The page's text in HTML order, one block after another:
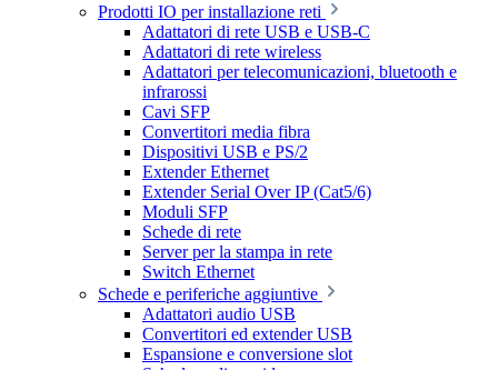
Prodotti IO per installazione reti
Adattatori di rete USB e USB-C
Adattatori di rete wireless
Adattatori per telecomunicazioni, bluetooth e
infrarossi
Cavi SFP
Convertitori media fibra
Dispositivi USB e PS/2
Extender Ethernet
Extender Serial Over IP (Cat5/6)
Moduli SFP
Schede di rete
Server per la stampa in rete
Switch Ethernet
Schede e periferiche aggiuntive
Adattatori audio USB
Convertitori ed extender USB
Espansione e conversione slot